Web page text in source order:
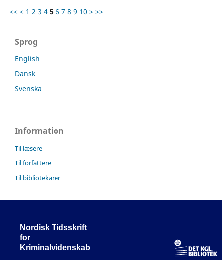
<< < 1 2 3 4 5 6 7 8 9 10 > >>
Sprog
English
Dansk
Svenska
Information
Til læsere
Til forfattere
Til bibliotekarer
Nordisk Tidsskrift
for
Kriminalvidenskab